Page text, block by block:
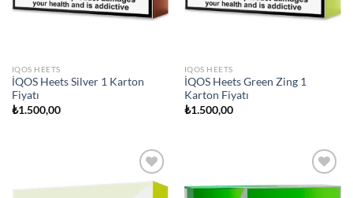
IQOS HEETS
İQOS Heets Silver 1 Karton
Fiyatı
₺1.500,00
IQOS HEETS
İQOS Heets Green Zing 1
Karton Fiyatı
₺1.500,00
Add to
wishlist
Add to